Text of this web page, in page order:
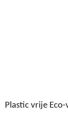
Plastic vrije